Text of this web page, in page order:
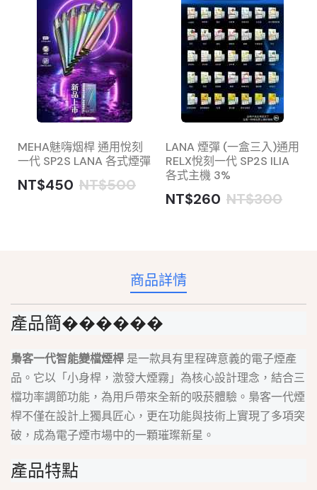
MEHA魅嗨烟桿 通用悅刻
一代 SP2S LANA 各式煙彈
NT$450 NT$500
LANA 煙彈 (一盒三入)通用
RELX悅刻一代 SP2S ILIA
各式主機 3%
NT$260 NT$300
商品詳情
產品簡������
梟客一代智能變檔煙桿 是一款具有里程碑意義的電子煙產
品。它以「小身桿，激發大煙霧」為核心設計理念，結合三
檔功率調節功能，為用戶帶來全新的吸菸體驗。梟客一代煙
桿不僅在設計上獨具匠心，更在功能與技術上實現了多項突
破，成為電子煙市場中的一顆璀璨新星。
產品特點